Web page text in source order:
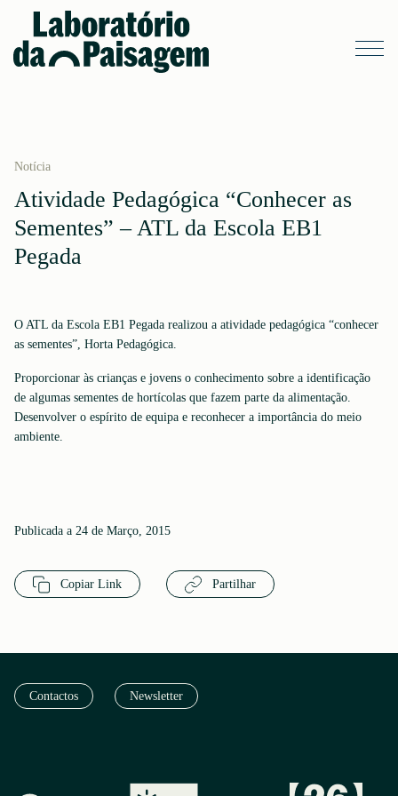
Notícia
Atividade Pedagógica “Conhecer as
Sementes” – ATL da Escola EB1
Pegada
O ATL da Escola EB1 Pegada realizou a atividade pedagógica “conhecer
as sementes”, Horta Pedagógica.
Proporcionar às crianças e jovens o conhecimento sobre a identificação
de algumas sementes de hortícolas que fazem parte da alimentação.
Desenvolver o espírito de equipa e reconhecer a importância do meio
ambiente.
Publicada a 24 de Março, 2015
Copiar Link Partilhar
Contactos Newsletter